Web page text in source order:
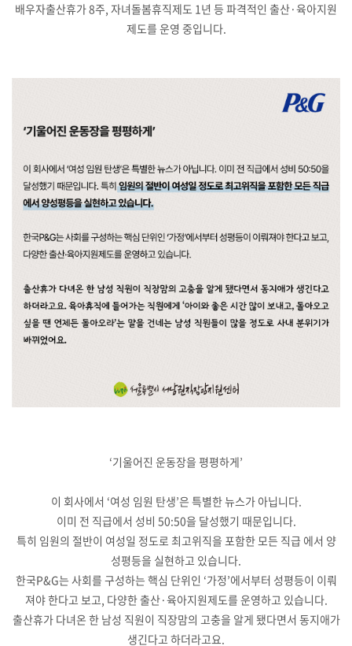
배우자출산휴가8주, 자녀돌봄휴직제도 1년 등 파격적인 출산·육아지원
제도를 운영 중입니다.
‘기울어진 운동장을 평평하게’
이 회사에서 ‘여성 임원 탄생’은 특별한 뉴스가 아닙니다.
이미 전 직급에서 성비 50:50을 달성했기 때문입니다.
특히 임원의 절반이 여성일 정도로 최고위직을 포함한 모든 직급 에서 양
성평등을 실현하고 있습니다.
한국P&G는 사회를 구성하는 핵심 단위인 ‘가정’에서부터 성평등이 이뤄
져야 한다고 보고, 다양한 출산·육아지원제도를 운영하고 있습니다.
출산휴가 다녀온 한 남성 직원이 직장맘의 고충을 알게 됐다면서 동지애가
생긴다고 하더라고요.